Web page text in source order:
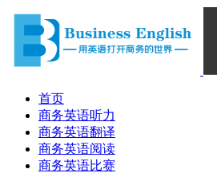
首页
商务英语听力
商务英语翻译
商务英语阅读
商务英语比赛